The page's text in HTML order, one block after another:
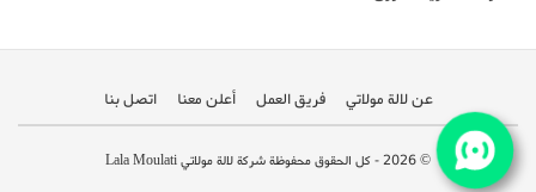
عن لالة مولاتي فريق العمل أعلن معنا اتصل بنا
© 2026 - كل الحقوق محفوظة شركة لالة مولاتي Lala Moulati